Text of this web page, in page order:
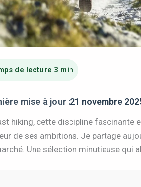
mise à jour :21 novembre
hiking, cette discipline fascinante
de ses ambitions. Je partage
Une sélection minutieuse qui